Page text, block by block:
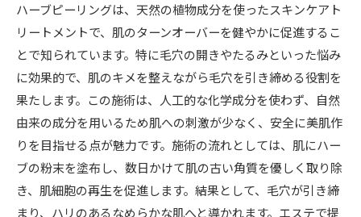
初心者必見！ハーブピーリングで毛穴レスな肌を目
指すためのポイント
ハーブピーリングは、天然の植物成分を使ったスキンケアト
リートメントで、肌のターンオーバーを健やかに促進するこ
とで知られています。特に毛穴の開きやたるみといった悩み
に効果的で、肌のキメを整えながら毛穴を引き締める役割を
果たします。この施術は、人工的な化学成分を使わず、自然
由来の成分を用いるため肌への刺激が少なく、安全に美肌作
りを目指せる点が魅力です。施術の流れとしては、肌にハー
ブの粉末を塗布し、数日かけて肌の古い角質を優しく取り除
き、肌細胞の再生を促進します。結果として、毛穴が引き締
まり、ハリのあるなめらかな肌へと導かれます。エステで提